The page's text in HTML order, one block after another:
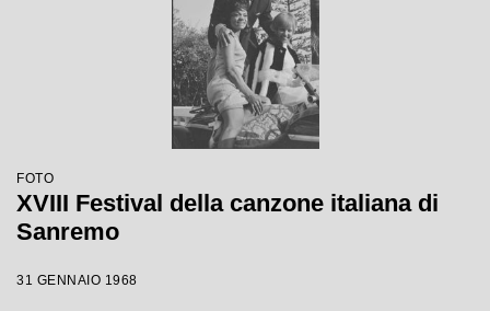
FOTO
XVIII Festival della canzone italiana di
Sanremo
31 GENNAIO 1968